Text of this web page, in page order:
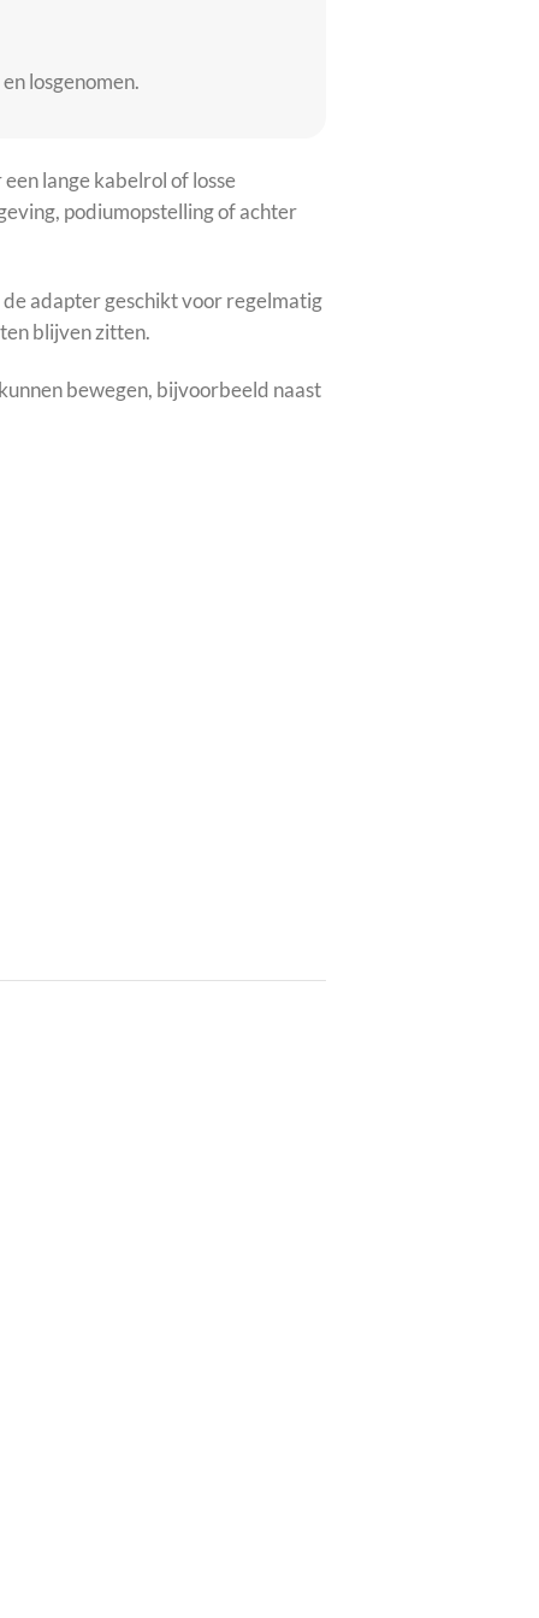
losgenomen.
lange kabelrol of losse
podiumopstelling of achter
adapter geschikt voor regelmatig
blijven zitten.
bewegen, bijvoorbeeld naast